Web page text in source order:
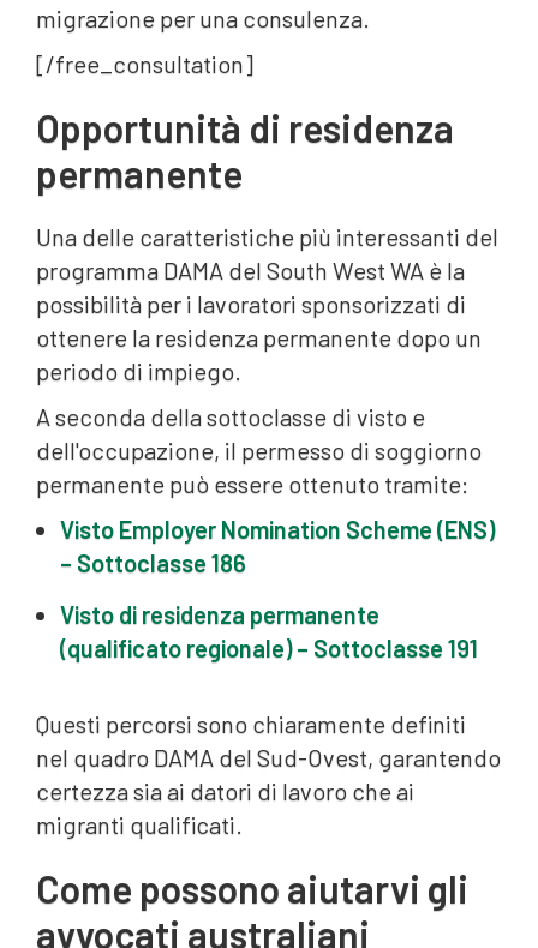
migrazione per una consulenza.
[/free_consultation]
Opportunità di residenza
permanente
Una delle caratteristiche più interessanti del
programma DAMA del South West WA è la
possibilità per i lavoratori sponsorizzati di
ottenere la residenza permanente dopo un
periodo di impiego.
A seconda della sottoclasse di visto e
dell'occupazione, il permesso di soggiorno
permanente può essere ottenuto tramite:
Visto Employer Nomination Scheme (ENS)
– Sottoclasse 186
Visto di residenza permanente
(qualificato regionale) – Sottoclasse 191
Questi percorsi sono chiaramente definiti
nel quadro DAMA del Sud-Ovest, garantendo
certezza sia ai datori di lavoro che ai
migranti qualificati.
Come possono aiutarvi gli
avvocati australiani